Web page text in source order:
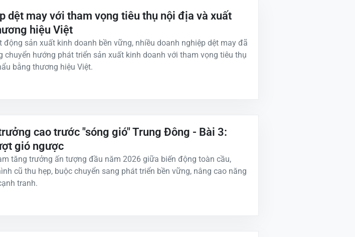
dệt may với tham vọng tiêu thụ nội địa và xuất
hiệu Việt
động sản xuất kinh doanh bền vững, nhiều doanh nghiệp dệt may đã
chuyển hướng phát triển sản xuất kinh doanh với tham vọng tiêu thụ
bằng thương hiệu Việt.
cao trước "sóng gió" Trung Đông - Bài 3:
gió ngược
tăng trưởng ấn tượng đầu năm 2026 giữa biến động toàn cầu,
cũ thu hẹp, buộc chuyển sang phát triển bền vững, nâng cao năng
tranh.